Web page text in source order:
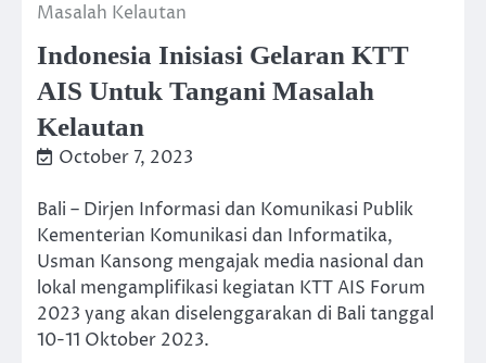
Masalah Kelautan
Indonesia Inisiasi Gelaran KTT
AIS Untuk Tangani Masalah
Kelautan
October 7, 2023
Bali – Dirjen Informasi dan Komunikasi Publik
Kementerian Komunikasi dan Informatika,
Usman Kansong mengajak media nasional dan
lokal mengamplifikasi kegiatan KTT AIS Forum
2023 yang akan diselenggarakan di Bali tanggal
10-11 Oktober 2023.